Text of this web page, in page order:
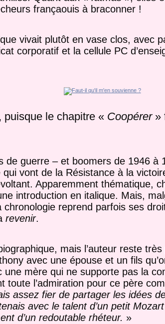
françaouis à braconner !
vivait plutôt en vase clos, avec
corporatif et la cellule PC
puisque le chapitre « Coopérer»
de guerre – et boomers de 1946 à
qui vont de la Résistance à la
Apparemment thématique,
introduction en italique. Mais,
chronologie reprend parfois ses
revenir.
mais l’auteur reste
avec une épouse et un fils
une mère qui ne supporte pas la
toute l’admiration pour ce père
assez fier de partager les idées
avec le talent d’un petit
d’un redoutable rhéteur. »